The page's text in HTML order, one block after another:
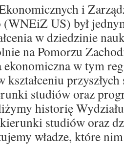
i
(WNEiZ US) był
w dziedzinie
na Pomorzu
w tym
kształceniu
studiów oraz
historię
studiów oraz
władze, które